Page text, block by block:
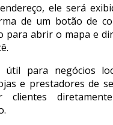
ele será
de um botão de
para abrir o mapa e
útil para negócios
e prestadores de
clientes